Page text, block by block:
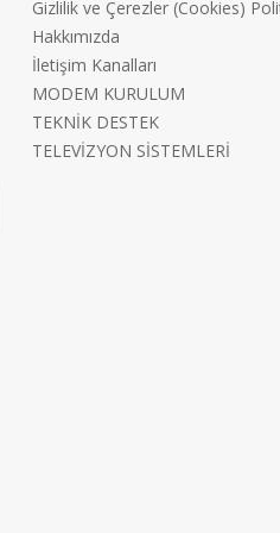
Gizlilik ve Çerezler (Cookies)
Hakkımızda
İletişim Kanalları
MODEM KURULUM
TEKNİK DESTEK
TELEVİZYON SİSTEMLERİ